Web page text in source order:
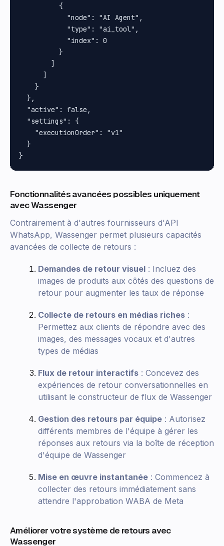
          {
            "node": "AI Agent",
            "type": "ai_tool",
            "index": 0
          }
        ]
      ]
    }
  },
  "active": false,
  "settings": {
    "executionOrder": "v1"
  }
Fonctionnalités avancées possibles uniquement
avec Wassenger
Contrairement à d'autres fournisseurs d'API
WhatsApp, Wassenger permet plusieurs capacités
avancées de collecte de retours :
Demandes de retour visuel : Incluez des
images de produits aux côtés des questions de
retour pour augmenter les taux de réponse
Collecte de retours en médias riches :
Permettez aux clients de répondre avec des
images, des messages vocaux et d'autres
types de médias
Flux de retour interactifs : Concevez des
expériences de retour conversationnelles en
utilisant le constructeur de flux de Wassenger
Gestion des retours par équipe : Autorisez
différents membres de l'équipe à gérer les
réponses aux retours via la boîte de réception
d'équipe de Wassenger
Mise en œuvre instantanée : Commencez à
collecter des retours immédiatement sans
attendre l'approbation WABA de Meta
Améliorer votre système de retours avec
Wassenger